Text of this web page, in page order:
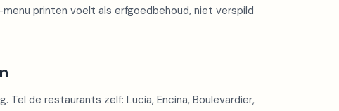
printen voelt als erfgoedbehoud, niet verspild
de restaurants zelf: Lucia, Encina, Boulevardier,